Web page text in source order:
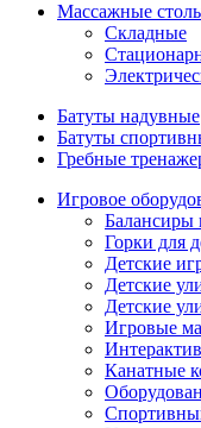
Массажные
Складные
Батуты надувные
Батуты
Гребные
Игровое
Балансиры
Горки для
Детские
Детские
Детские
Игровые
Канатные